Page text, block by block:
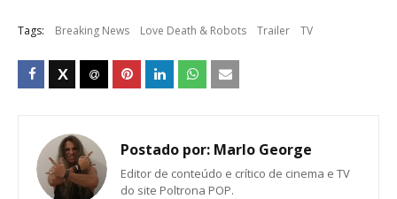
Tags: Breaking News Love Death & Robots Trailer TV
Postado por: Marlo George
Editor de conteúdo e crítico de cinema e TV
do site Poltrona POP.